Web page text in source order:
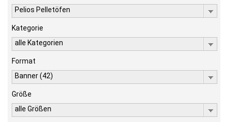
Pelios Pelletöfen
Kategorie
alle Kategorien
Format
Banner (42)
Größe
alle Größen